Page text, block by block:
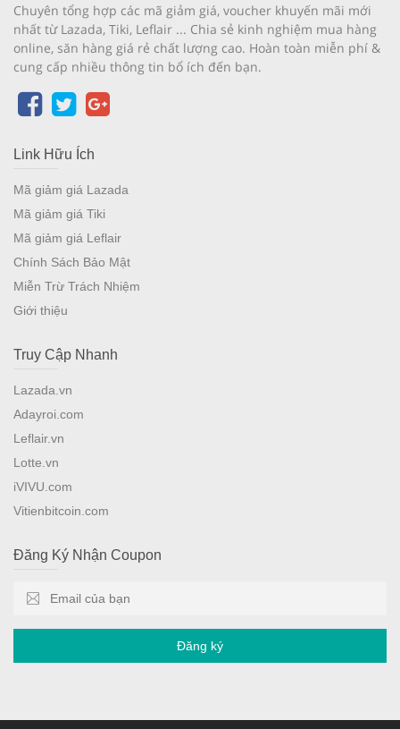
Chuyên tổng hợp các mã giảm giá, voucher khuyến mãi mới
nhất từ Lazada, Tiki, Leflair ... Chia sẻ kinh nghiệm mua hàng
online, săn hàng giá rẻ chất lượng cao. Hoàn toàn miễn phí &
cung cấp nhiều thông tin bổ ích đến bạn.
Link Hữu Ích
Mã giảm giá Lazada
Mã giảm giá Tiki
Mã giảm giá Leflair
Chính Sách Bảo Mật
Miễn Trừ Trách Nhiệm
Giới thiệu
Truy Cập Nhanh
Lazada.vn
Adayroi.com
Leflair.vn
Lotte.vn
iVIVU.com
Vitienbitcoin.com
Đăng Ký Nhận Coupon
Đăng ký